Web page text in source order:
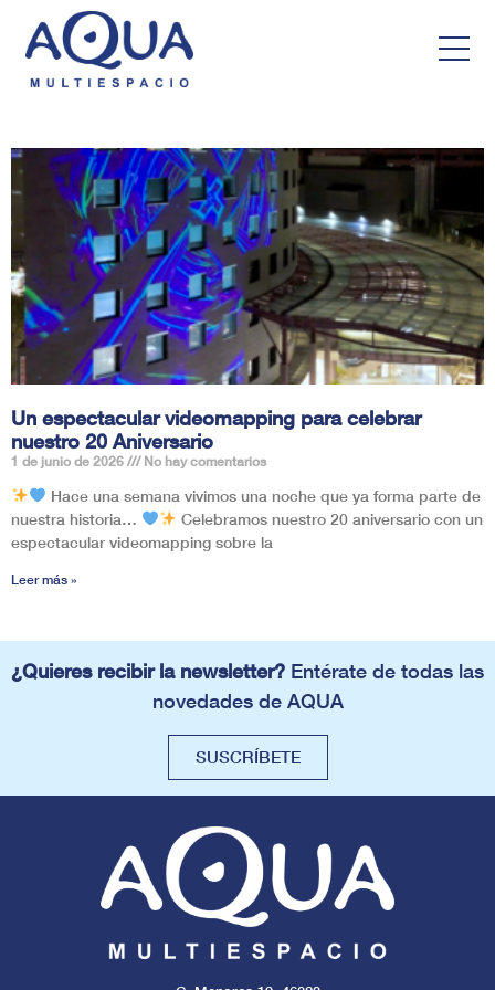
Un espectacular videomapping para celebrar
nuestro 20 Aniversario
1 de junio de 2026 No hay comentarios
Hace una semana vivimos una noche que ya forma parte de
nuestra historia…
Celebramos nuestro 20 aniversario con un
espectacular videomapping sobre la
Leer más »
¿Quieres recibir la newsletter? Entérate de todas las
novedades de AQUA
SUSCRÍBETE